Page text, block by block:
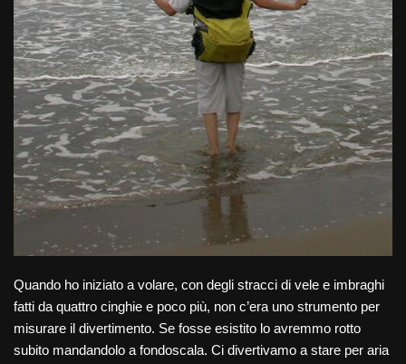
Quando ho iniziato a volare, con degli stracci di vele e imbraghi
fatti da quattro cinghie e poco più, non c’era uno strumento per
misurare il divertimento. Se fosse esistito lo avremmo rotto
subito mandandolo a fondoscala. Ci divertivamo a stare per aria